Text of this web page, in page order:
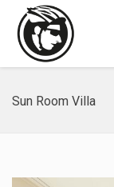
Sun Room Villa